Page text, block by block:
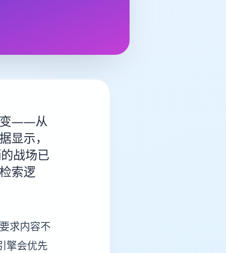
变——从
显示，
战场已
索逻
求内容不
擎会优先